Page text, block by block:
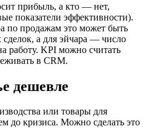
прибыль, а кто — нет,
показатели эффективности).
по продажам это может быть
а для эйчара — число
работу. KPI можно считать
в CRM.
дешевле
или товары для
до кризиса. Можно сделать это